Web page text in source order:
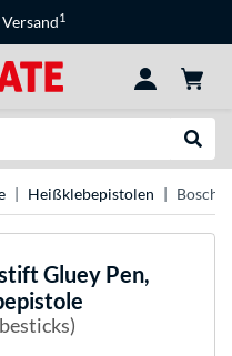
1
Heißklebepistolen Bosch
Gluey Pen,